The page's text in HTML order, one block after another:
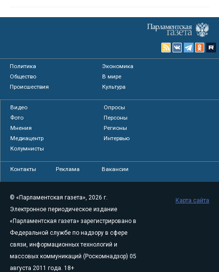
Политика
Экономика
Общество
В мире
Происшествия
Культура
Видео
Опросы
Фото
Персоны
Мнения
Регионы
Медиацентр
Интервью
Колумнисты
Контакты Реклама Вакансии
© «Парламентская газета», 2026 г.
Электронное периодическое издание
«Парламентская газета» зарегистрировано в
Федеральной службе по надзору в сфере
связи, информационных технологий и
массовых коммуникаций (Роскомнадзор) 05
августа 2011 года. 18+
Карта сайта